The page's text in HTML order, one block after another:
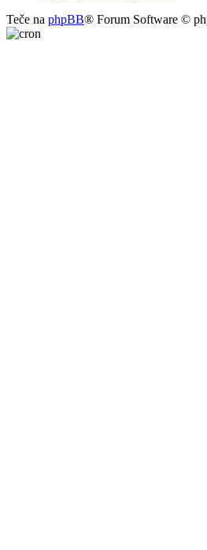
Teče na phpBB® Forum Software ©